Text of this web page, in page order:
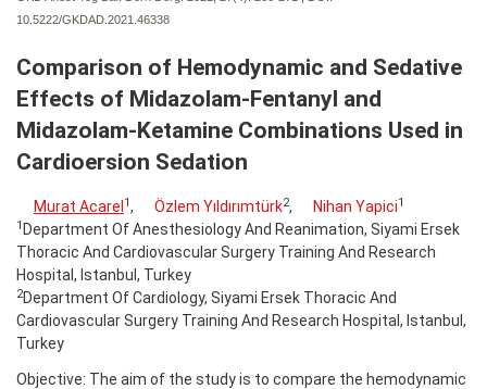
10.5222/GKDAD.2021.46338
Comparison of Hemodynamic and Sedative
Effects of Midazolam-Fentanyl and
Midazolam-Ketamine Combinations Used in
Cardioersion Sedation
Murat Acarel 1, Özlem Yıldırımtürk2, Nihan Yapici1
1 Department Of Anesthesiology And Reanimation, Siyami Ersek
Thoracic And Cardiovascular Surgery Training And Research
Hospital, Istanbul, Turkey
2Department Of Cardiology, Siyami Ersek Thoracic And
Cardiovascular Surgery Training And Research Hospital, Istanbul,
Turkey
Objective: The aim of the study is to compare the hemodynamic